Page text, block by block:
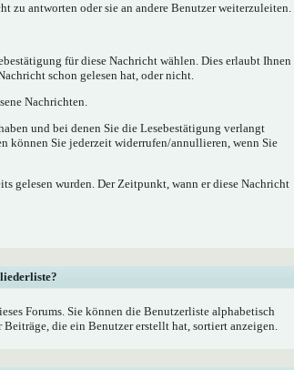
zu antworten oder sie an andere Benutzer weiterzuleiten.
für diese Nachricht wählen. Dies erlaubt Ihnen
schon gelesen hat, oder nicht.
Nachrichten.
und bei denen Sie die Lesebestätigung verlangt
können Sie jederzeit widerrufen/annullieren, wenn Sie
gelesen wurden. Der Zeitpunkt, wann er diese Nachricht
Forums. Sie können die Benutzerliste alphabetisch
die ein Benutzer erstellt hat, sortiert anzeigen.